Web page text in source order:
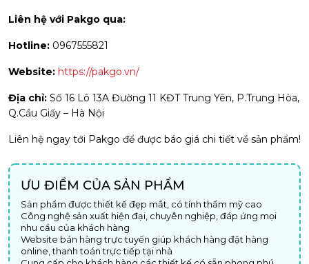
Liên hệ với Pakgo qua:
Hotline: 0967555821
Website: https://pakgo.vn/
Địa chỉ: Số 16 Lô 13A Đường 11 KĐT Trung Yên, P.Trung Hòa,
Q.Cầu Giấy – Hà Nội
Liên hệ ngay tới Pakgo để được báo giá chi tiết về sản phẩm!
ƯU ĐIỂM CỦA SẢN PHẨM
Sản phẩm được thiết kế đẹp mắt, có tính thẩm mỹ cao
Công nghệ sản xuất hiện đại, chuyên nghiệp, đáp ứng mọi
nhu cầu của khách hàng
Website bán hàng trực tuyến giúp khách hàng đặt hàng
online, thanh toán trực tiếp tại nhà